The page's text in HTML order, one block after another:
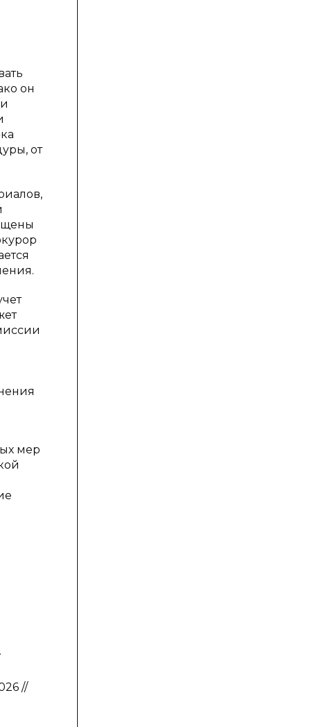
он
от
мер
//